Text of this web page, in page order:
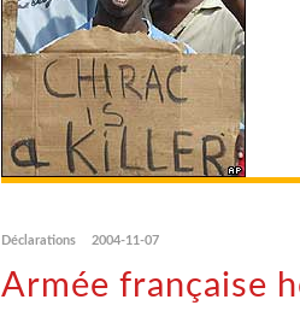
Déclarations 2004-11-07
Armée française